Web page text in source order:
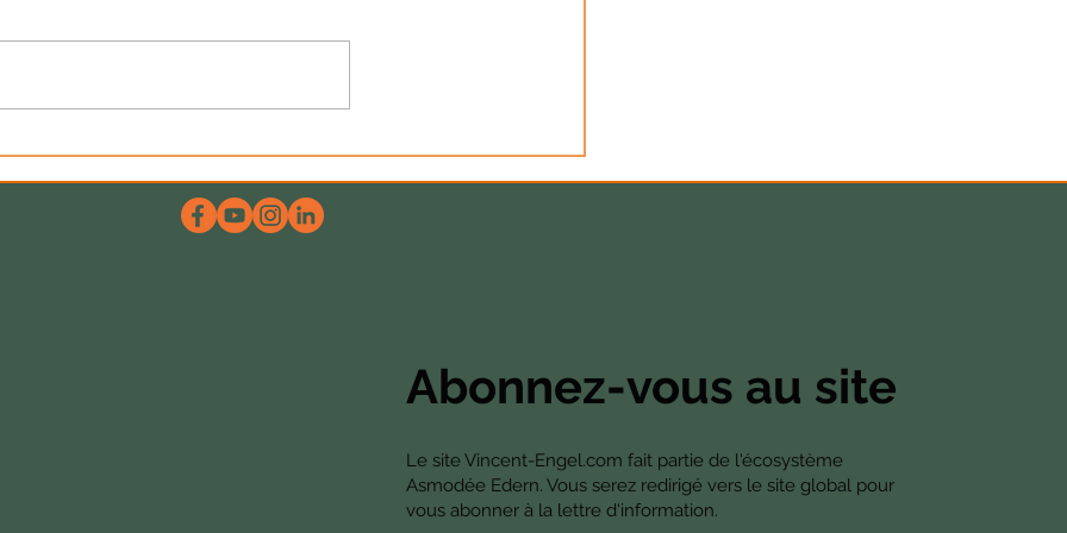
Orient
Il y a
d’assister au concert de Joan
que, de toute ma vie, je n’ai pas...
Abonnez-vous au site
Le site Vincent-Engel.com fait partie de l'écosystème
Asmodée Edern. Vous serez redirigé vers le site global pour
vous abonner à la lettre d'information.